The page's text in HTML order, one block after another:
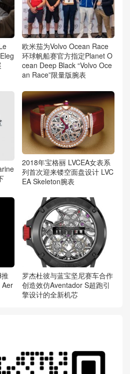
欧米茄为Volvo Ocean Race
环球帆船赛官方指定Planet O
cean Deep Black “Volvo Oce
an Race”限量版腕表
2018年宝格丽 LVCEA女表系
列首次迎来镂空面盘设计 LVC
EA Skeleton腕表
Aer
罗杰杜彼与蓝宝坚尼赛车合作
创造效仿Aventador S超跑引
擎设计的全新机芯